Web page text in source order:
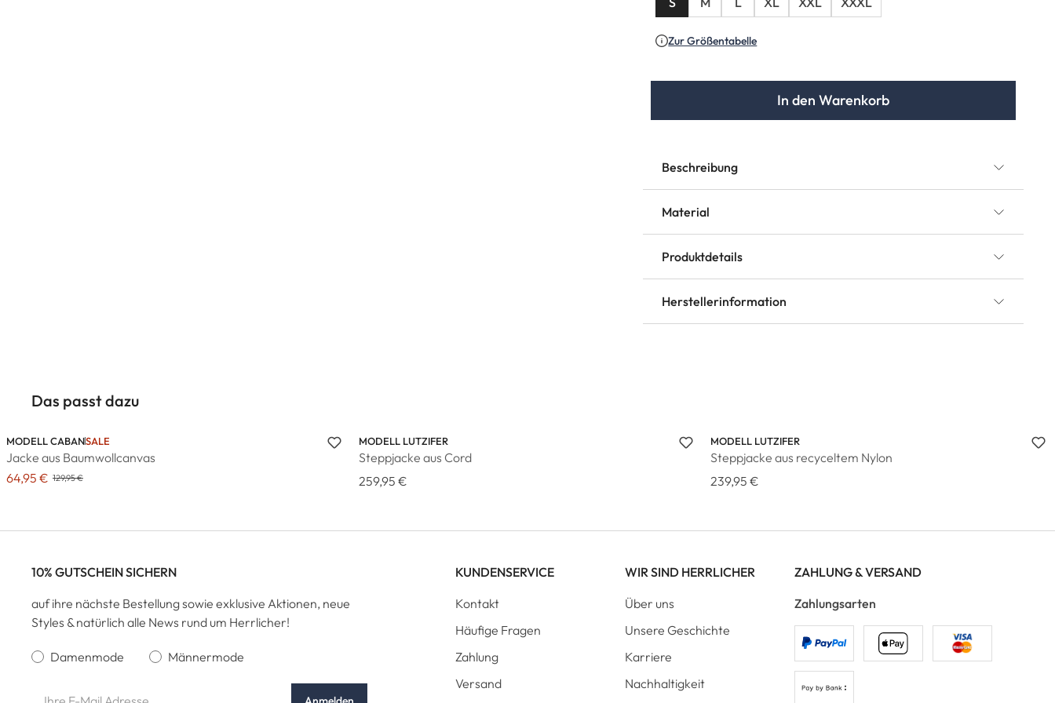
Zur Größentabelle
In den Warenkorb
Beschreibung
Material
Produktdetails
Herstellerinformation
Das passt dazu
MODELL CABANSALE
Jacke aus Baumwollcanvas
64,95 € 129,95 €
MODELL LUTZIFER
Steppjacke aus Cord
259,95 €
MODELL LUTZIFER
Steppjacke aus recyceltem Nylon
239,95 €
10% GUTSCHEIN SICHERN
auf ihre nächste Bestellung sowie exklusive Aktionen, neue
Styles & natürlich alle News rund um Herrlicher!
Damenmode Männermode
KUNDENSERVICE
Kontakt
Häufige Fragen
Zahlung
Versand
WIR SIND HERRLICHER
Über uns
Unsere Geschichte
Karriere
Nachhaltigkeit
ZAHLUNG & VERSAND
Zahlungsarten